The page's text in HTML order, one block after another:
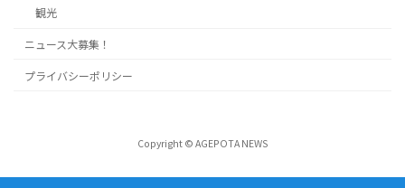
観光
ニュース大募集！
プライバシーポリシー
Copyright © AGEPOTA NEWS